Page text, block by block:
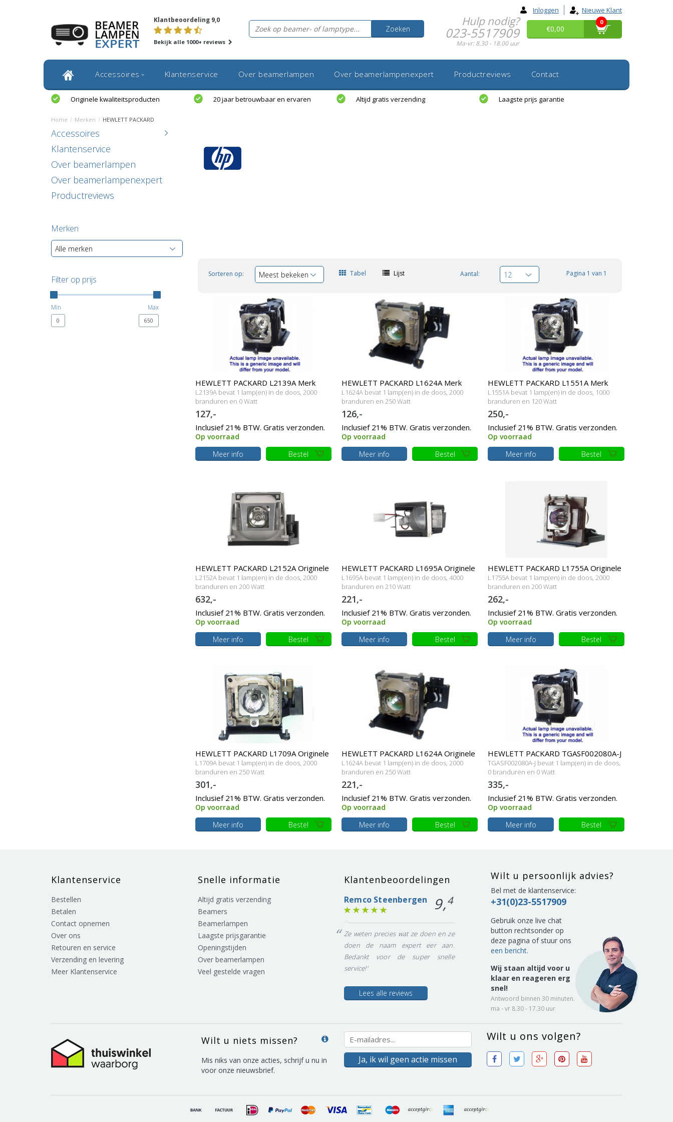
Inloggen Nieuwe Klant
Klantbeoordeling 9,0
Bekijk alle 1000+ reviews
Zoeken
Hulp nodig?
023-5517909
Ma-vr: 8.30 - 18.00 uur
€0,00
0
Accessoires Klantenservice Over beamerlampen Over beamerlampenexpert Productreviews Contact
Originele kwaliteitsproducten 20 jaar betrouwbaar en ervaren Altijd gratis verzending Laagste prijs garantie
Home / Merken / HEWLETT PACKARD
Accessoires
Klantenservice
Over beamerlampen
Over beamerlampenexpert
Productreviews
Merken
Alle merken
Filter op prijs
Min Max
0 650
Sorteren op: Meest bekeken Tabel Lijst Aantal: 12 Pagina 1 van 1
HEWLETT PACKARD L2139A Merk
lamp met behuizing
L2139A bevat 1 lamp(en) in de doos, 2000
branduren en 0 Watt
127,-
Inclusief 21% BTW. Gratis verzonden.
Op voorraad
Meer info
Bestel
HEWLETT PACKARD L1624A Merk
lamp met behuizing
L1624A bevat 1 lamp(en) in de doos, 2000
branduren en 250 Watt
126,-
Inclusief 21% BTW. Gratis verzonden.
Op voorraad
Meer info
Bestel
HEWLETT PACKARD L1551A Merk
lamp met behuizing
L1551A bevat 1 lamp(en) in de doos, 1000
branduren en 120 Watt
250,-
Inclusief 21% BTW. Gratis verzonden.
Op voorraad
Meer info
Bestel
HEWLETT PACKARD L2152A Originele
lampmodule
L2152A bevat 1 lamp(en) in de doos, 2000
branduren en 200 Watt
632,-
Inclusief 21% BTW. Gratis verzonden.
Op voorraad
Meer info
Bestel
HEWLETT PACKARD L1695A Originele
lamp met behuizing
L1695A bevat 1 lamp(en) in de doos, 4000
branduren en 210 Watt
221,-
Inclusief 21% BTW. Gratis verzonden.
Op voorraad
Meer info
Bestel
HEWLETT PACKARD L1755A Originele
lamp met behuizing
L1755A bevat 1 lamp(en) in de doos, 2000
branduren en 200 Watt
262,-
Inclusief 21% BTW. Gratis verzonden.
Op voorraad
Meer info
Bestel
HEWLETT PACKARD L1709A Originele
lamp met behuizing
L1709A bevat 1 lamp(en) in de doos, 2000
branduren en 250 Watt
301,-
Inclusief 21% BTW. Gratis verzonden.
Op voorraad
Meer info
Bestel
HEWLETT PACKARD L1624A Originele
lamp met behuizing
L1624A bevat 1 lamp(en) in de doos, 2000
branduren en 250 Watt
221,-
Inclusief 21% BTW. Gratis verzonden.
Op voorraad
Meer info
Bestel
HEWLETT PACKARD TGASF002080A-J
Originele lampmodule
TGASF002080A-J bevat 1 lamp(en) in de doos,
0 branduren en 0 Watt
335,-
Inclusief 21% BTW. Gratis verzonden.
Op voorraad
Meer info
Bestel
Klantenservice
Bestellen
Betalen
Contact opnemen
Over ons
Retouren en service
Verzending en levering
Meer Klantenservice
Snelle informatie
Altijd gratis verzending
Beamers
Beamerlampen
Laagste prijsgarantie
Openingstijden
Over beamerlampen
Veel gestelde vragen
Klantenbeoordelingen
Remco Steenbergen 9,4
Ze weten precies wat ze doen en ze
doen de naam expert eer aan.
Bedankt voor de super snelle
service!'
Lees alle reviews
Wilt u persoonlijk advies?
Bel met de klantenservice:
+31(0)23-5517909
Gebruik onze live chat
button rechtsonder op
deze pagina of stuur ons
een bericht.
Wij staan altijd voor u
klaar en reageren erg
snel!
Antwoord binnen 30 minuten.
ma - vr 8.30 - 17.30 uur
Wilt u niets missen?
Mis niks van onze acties, schrijf u nu in
voor onze nieuwsbrief.
Ja, ik wil geen actie missen
Wilt u ons volgen?